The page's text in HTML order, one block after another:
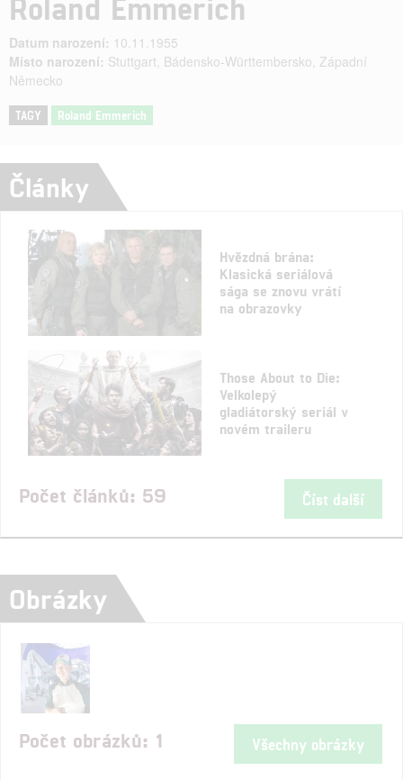
Datum narození: 10.11.1955
Místo narození: Stuttgart, Bádensko-Württembersko, Západní
Německo
TAGY Roland Emmerich
Články
Hvězdná brána:
Klasická seriálová
sága se znovu vrátí
na obrazovky
Those About to Die:
Velkolepý
gladiátorský seriál v
novém traileru
Počet článků: 59 Číst další
Obrázky
Počet obrázků: 1 Všechny obrázky